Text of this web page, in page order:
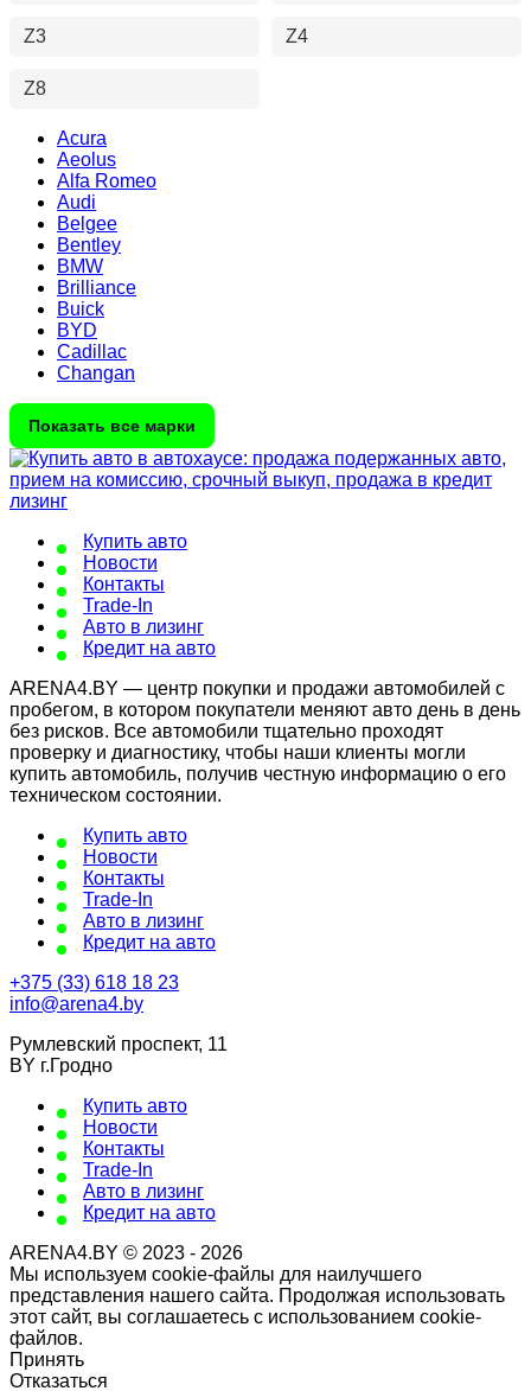
Z3 Z4
Z8
Acura
Aeolus
Alfa Romeo
Audi
Belgee
Bentley
BMW
Brilliance
Buick
BYD
Cadillac
Changan
Показать все марки
Купить авто
Новости
Контакты
Trade-In
Авто в лизинг
Кредит на авто
ARENA4.BY — центр покупки и продажи автомобилей с
пробегом, в котором покупатели меняют авто день в день
без рисков. Все автомобили тщательно проходят
проверку и диагностику, чтобы наши клиенты могли
купить автомобиль, получив честную информацию о его
техническом состоянии.
Купить авто
Новости
Контакты
Trade-In
Авто в лизинг
Кредит на авто
+375 (33) 618 18 23
info@arena4.by
Румлевский проспект, 11
BY г.Гродно
Купить авто
Новости
Контакты
Trade-In
Авто в лизинг
Кредит на авто
ARENA4.BY © 2023 - 2026
Мы используем cookie-файлы для наилучшего
представления нашего сайта. Продолжая использовать
этот сайт, вы соглашаетесь с использованием cookie-
файлов.
Принять
Отказаться